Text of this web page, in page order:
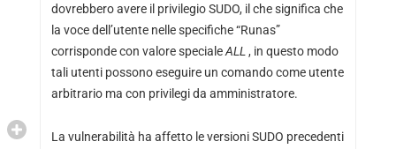
dovrebbero avere il privilegio SUDO, il che significa che
la voce dell’utente nelle specifiche “Runas”
corrisponde con valore specialeALL , in questo modo
tali utenti possono eseguire un comando come utente
arbitrario ma con privilegi da amministratore.
La vulnerabilità ha affetto le versioni SUDO precedenti